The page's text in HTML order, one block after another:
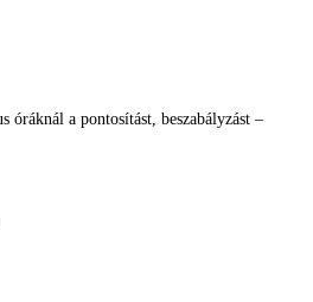
a pontosítást, beszabályzást –